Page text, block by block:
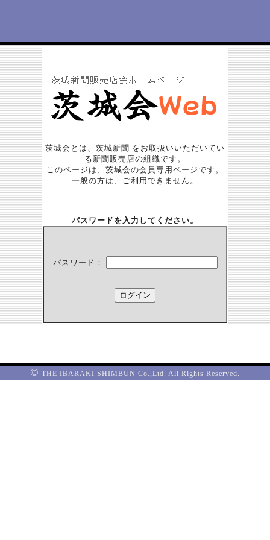
茨城会とは、茨城新聞 をお取扱いいただいてい
る新聞販売店の組織です。
このページは、茨城会の会員専用ページです。
一般の方は、ご利用できません。
パスワードを入力してください。
パスワード：
© THE IBARAKI SHIMBUN Co.,Ltd. All Rights Reserved.